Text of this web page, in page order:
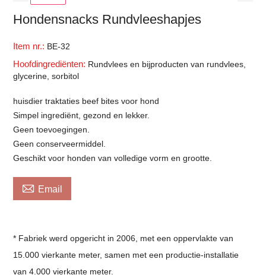
Hondensnacks Rundvleeshapjes
Item nr.: BE-32
Hoofdingrediënten: Rundvlees en bijproducten van rundvlees,
glycerine, sorbitol
huisdier traktaties beef bites voor hond
Simpel ingrediënt, gezond en lekker.
Geen toevoegingen.
Geen conserveermiddel.
Geschikt voor honden van volledige vorm en grootte.
 Email
* Fabriek werd opgericht in 2006, met een oppervlakte van
15.000 vierkante meter, samen met een productie-installatie
van 4.000 vierkante meter.